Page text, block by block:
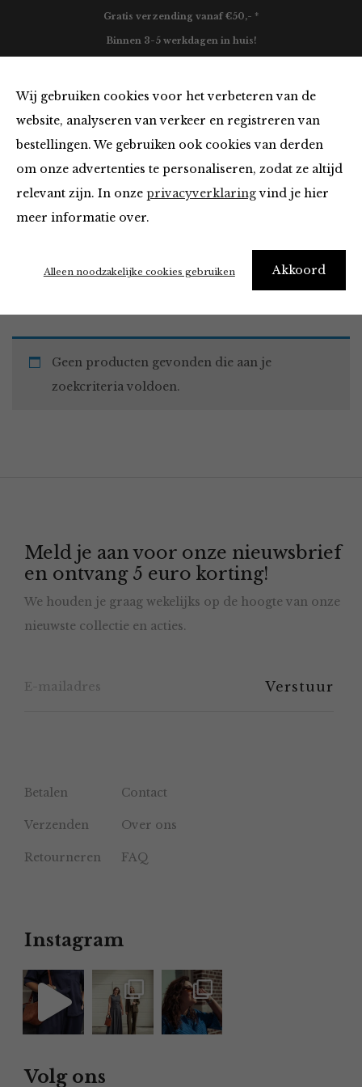
Wij gebruiken cookies voor het verbeteren van de
website, analyseren van verkeer en registreren van
bestellingen. We gebruiken ook cookies van derden
om onze advertenties te personaliseren, zodat ze altijd
relevant zijn. In onze privacyverklaringvind je hier
meer informatie over.
Akkoord
Alleen noodzakelijke cookies gebruiken
Gratis verzending vanaf €50,- *
Binnen 3-5 werkdagen in huis!
Must Haves
Home Winkel Accessoires Must Haves
Geen producten gevonden die aan je
zoekcriteria voldoen.
Meld je aan voor onze nieuwsbrief
en ontvang 5 euro korting!
We houden je graag wekelijks op de hoogte van onze
nieuwste collectie en acties.
Betalen Contact
Verzenden Over ons
Retourneren FAQ
Instagram
Volg ons